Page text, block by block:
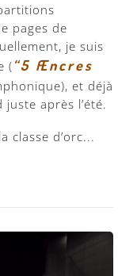
pages de
je suis
(“5 Æncres
et déjà
après l’été.
classe d’orc...